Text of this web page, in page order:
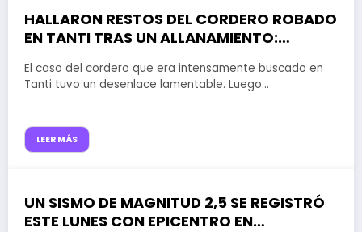
3 de agosto de 2026
HALLARON RESTOS DEL CORDERO ROBADO
EN TANTI TRAS UN ALLANAMIENTO:
El caso del cordero que era intensamente buscado en
Tanti tuvo un desenlace lamentable. Luego…
LEER MÁS
3 de agosto de 2026
UN SISMO DE MAGNITUD 2,5 SE REGISTRÓ
ESTE LUNES CON EPICENTRO EN